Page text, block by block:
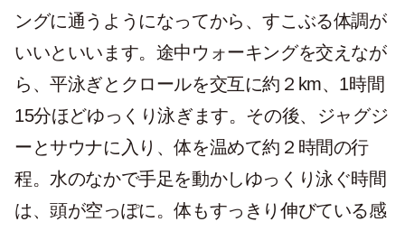
ングに通うようになってから、すこぶる体調が
いいといいます。途中ウォーキングを交えなが
ら、平泳ぎとクロールを交互に約２km、1時間
15分ほどゆっくり泳ぎます。その後、ジャグジ
ーとサウナに入り、体を温めて約２時間の行
程。水のなかで手足を動かしゆっくり泳ぐ時間
は、頭が空っぽに。体もすっきり伸びている感